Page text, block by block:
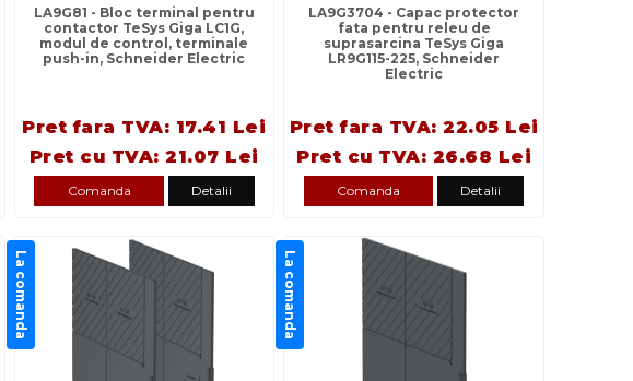
LA9G81 - Bloc terminal pentru
contactor TeSys Giga LC1G,
modul de control, terminale
push-in, Schneider Electric
Pret fara TVA: 17.41 Lei
Pret cu TVA: 21.07 Lei
Comanda Detalii
LA9G3704 - Capac protector
fata pentru releu de
suprasarcina TeSys Giga
LR9G115-225, Schneider
Electric
Pret fara TVA: 22.05 Lei
Pret cu TVA: 26.68 Lei
Comanda Detalii
La comanda La comanda